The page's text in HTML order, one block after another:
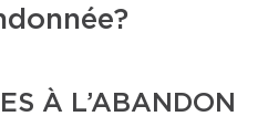
À L’ABANDON